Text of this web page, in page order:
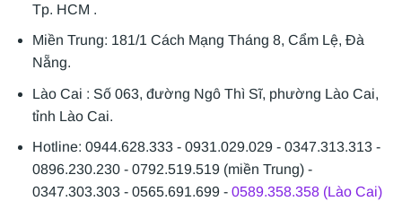
Tp. HCM .
Miền Trung: 181/1 Cách Mạng Tháng 8, Cẩm Lệ, Đà
Nẵng.
Lào Cai : Số 063, đường Ngô Thì Sĩ, phường Lào Cai,
tỉnh Lào Cai.
Hotline: 0944.628.333 - 0931.029.029 - 0347.313.313 -
0896.230.230 - 0792.519.519 (miền Trung) -
0347.303.303 - 0565.691.699 - 0589.358.358 (Lào Cai)